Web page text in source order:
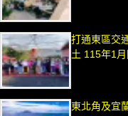
打通東區交
土 115年1
東北角及宜